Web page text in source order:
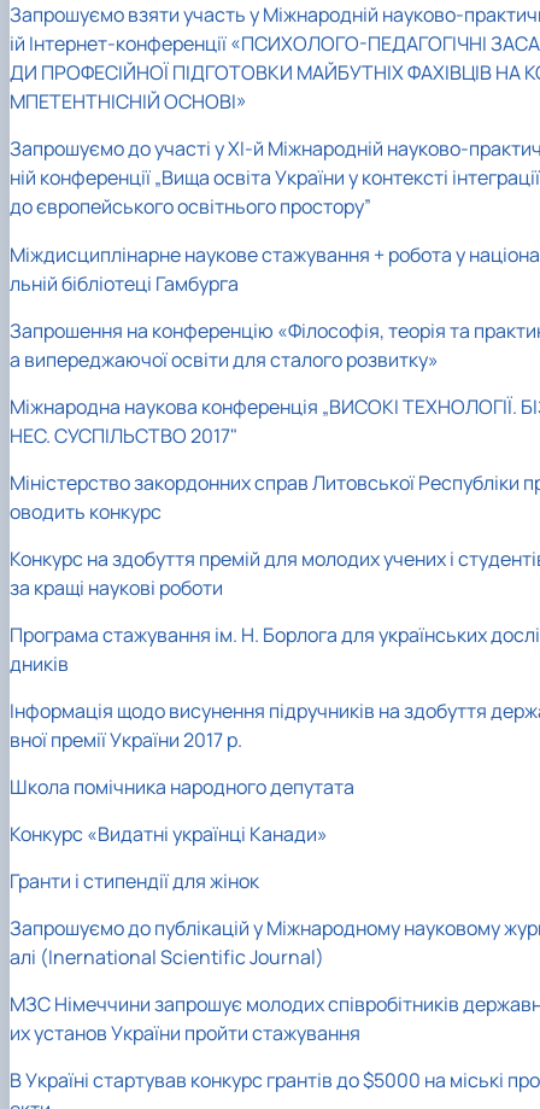
Запрошуємо взяти участь у Міжнародній науково-
ій Інтернет-конференції «ПСИХОЛОГО-ПЕДАГОГІЧНІ ЗАСА
ДИ ПРОФЕСІЙНОЇ ПІДГОТОВКИ МАЙБУТНІХ ФАХІВЦІВ НА
МПЕТЕНТНІСНІЙ ОСНОВІ»
Запрошуємо до участі у ХІ-й Міжнародній науково-
ній конференції „Вища освіта України у контексті інтеграції
до європейського освітнього простору”
Міждисциплінарне наукове стажування + робота у націона
льній бібліотеці Гамбурга
Запрошення на конференцію «Філософія, теорія та
а випереджаючої освіти для сталого розвитку»
Міжнародна наукова конференція „ВИСОКІ ТЕХНОЛОГІЇ.
НЕС. СУСПІЛЬСТВО 2017"
Міністерство закордонних справ Литовської Республіки
оводить конкурс
Конкурс на здобуття премій для молодих учених і
за кращі наукові роботи
Програма стажування ім. Н. Борлога для українських дослі
дників
Інформація щодо висунення підручників на здобуття
вної премії України 2017 р.
Школа помічника народного депутата
Конкурс «Видатні українці Канади»
Гранти і стипендії для жінок
Запрошуємо до публікацій у Міжнародному науковому
алі (Inernational Scientific Journal)
МЗС Німеччини запрошує молодих співробітників
их установ України пройти стажування
В Україні стартував конкурс грантів до $5000 на міські про